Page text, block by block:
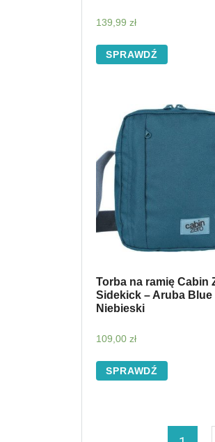
139,99 zł
SPRAWDŹ
Torba na ramię Cabin
Sidekick – Aruba Blue
Niebieski
109,00 zł
SPRAWDŹ